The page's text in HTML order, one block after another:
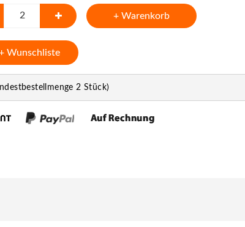
+ Warenkorb
Wunschliste
2 Stück)